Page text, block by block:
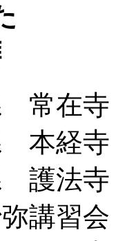
常在
本経
護法
講習